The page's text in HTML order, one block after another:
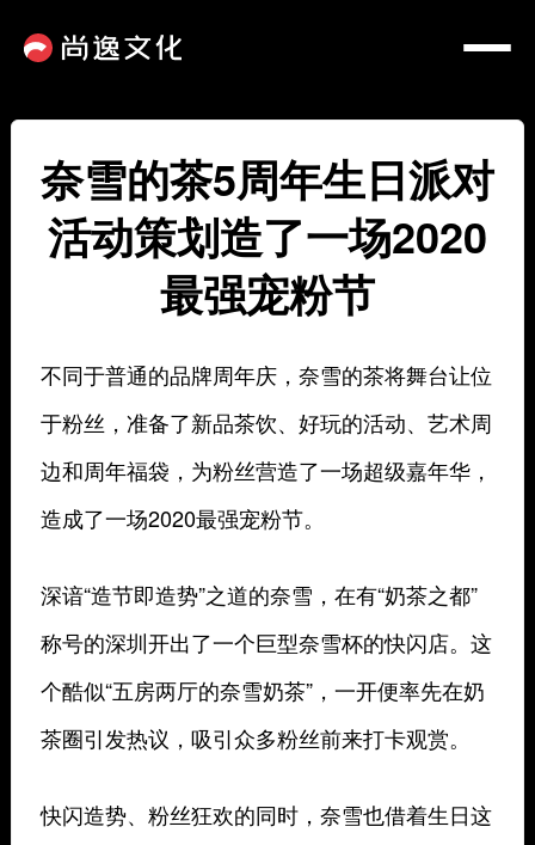
奈雪的茶5周年生日派对
活动策划造了一场2020
最强宠粉节
不同于普通的品牌周年庆，奈雪的茶将舞台让位
于粉丝，准备了新品茶饮、好玩的活动、艺术周
边和周年福袋，为粉丝营造了一场超级嘉年华，
造成了一场2020最强宠粉节。
深谙“造节即造势”之道的奈雪，在有“奶茶之都”
称号的深圳开出了一个巨型奈雪杯的快闪店。这
个酷似“五房两厅的奈雪奶茶”，一开便率先在奶
茶圈引发热议，吸引众多粉丝前来打卡观赏。
快闪造势、粉丝狂欢的同时，奈雪也借着生日这